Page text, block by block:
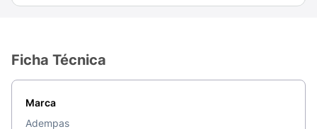
com alta pressão arterial no pulmão recorrente
predominantemente pacientes em classe
funcional da Organização Mundial de Saúde
pressão arterial nos vasos do pulmão e leva a
Ficha Técnica
Marca
Adempas